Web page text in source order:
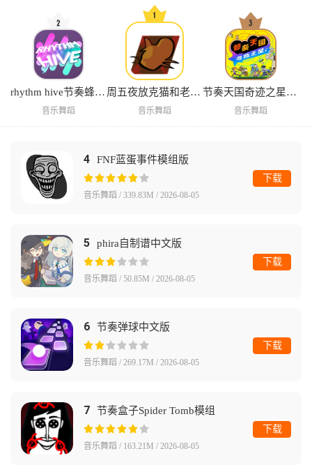
rhythm hive节奏蜂巢安卓版
音乐舞蹈
周五夜放克猫和老鼠地窖秀汉化版
音乐舞蹈
节奏天国奇迹之星汉化版
音乐舞蹈
4 FNF蓝蛋事件模组版
音乐舞蹈 / 339.83M / 2026-08-05
下载
5 phira自制谱中文版
音乐舞蹈 / 50.85M / 2026-08-05
下载
6 节奏弹球中文版
音乐舞蹈 / 269.17M / 2026-08-05
下载
7 节奏盒子Spider Tomb模组
音乐舞蹈 / 163.21M / 2026-08-05
下载